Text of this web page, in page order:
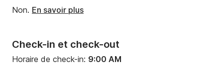
Check-in et check-out
Horaire de check-in: 9:00 AM
Non. En savoir plus